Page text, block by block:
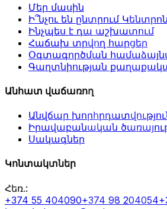
Մեր մասին
Ի՞նչու են ընտրում
Ինչպես է դա աշխատում
Հաճախ տրվող հարցեր
Օգտագործման
Գաղտնիության
Անհատ վաճառող
Անվճար
Իրավաբանական
Սակագներ
Կոնտակտներ
Հեռ.:
+374 55 404090+374 98 204054